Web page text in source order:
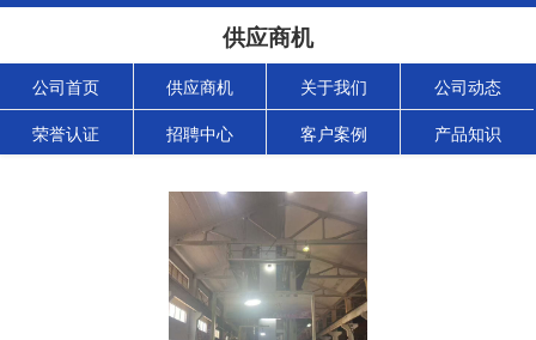
供应商机
公司首页 供应商机 关于我们 公司动态
荣誉认证 招聘中心 客户案例 产品知识